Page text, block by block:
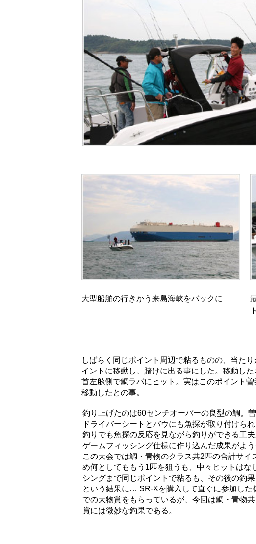
大型船舶の行きかう来島海峡をバックに
ト
しばらく同じポイント周辺で粘るものの、当た
イントに移動し、賭けに出る事にした。移動し
首左舷側で鯛ラバにヒット。実はこのポイント
移動したとの事。
釣り上げたのは60センチオーバーの良型の鯛。
ドライバーシートとバウにも魚探が取り付けら
釣りでも魚探の反応を見ながら釣りができる工夫
ゲームフィッシング仕様に作り込んだ成果がよう
この大会では鯛・青物のクラス共2匹の合計サイ
め何としてももう1匹を狙うも、中々ヒットはな
シングまで同じポイントで粘るも、その後の釣
という結果に… SR-Xを購入して直ぐに参加した
での大物賞をもらっているが、今回は鯛・青物
賞には微妙な釣果である。